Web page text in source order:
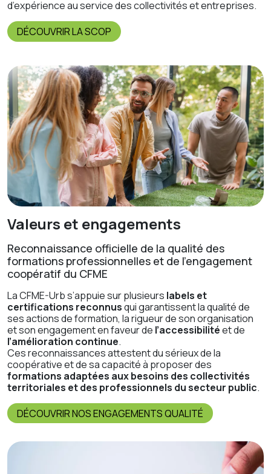
d’expérience au service des collectivités et entreprises.
DÉCOUVRIR LA SCOP
Valeurs et engagements
Reconnaissance officielle de la qualité des
formations professionnelles et de l’engagement
coopératif du CFME
La CFME-Urb s’appuie sur plusieurs labels et
certifications reconnusqui garantissent la qualité de
ses actions de formation, la rigueur de son organisation
et son engagement en faveur de l’accessibilitéet de
l’amélioration continue.
Ces reconnaissances attestent du sérieux de la
coopérative et de sa capacité à proposer des
formations adaptées aux besoins des collectivités
territoriales et des professionnels du secteur public.
DÉCOUVRIR NOS ENGAGEMENTS QUALITÉ